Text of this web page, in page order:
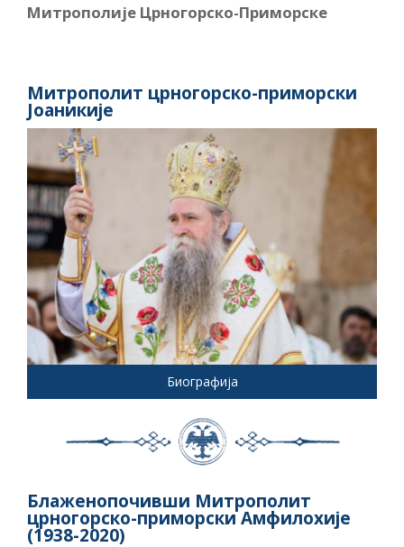
Митрополије Црногорско-Приморске
Митрополит црногорско-приморски
Јоаникије
Биографија
Блаженопочивши Митрополит
црногорско-приморски Амфилохије
(1938-2020)